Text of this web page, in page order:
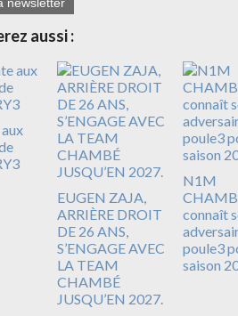
aussi :
EUGEN ZAJA,
ARRIÈRE DROIT
DE 26 ANS,
S’ENGAGE AVEC
LA TEAM
CHAMBÉ
JUSQU’EN 2027.
N1M
connaît
poule3
saison